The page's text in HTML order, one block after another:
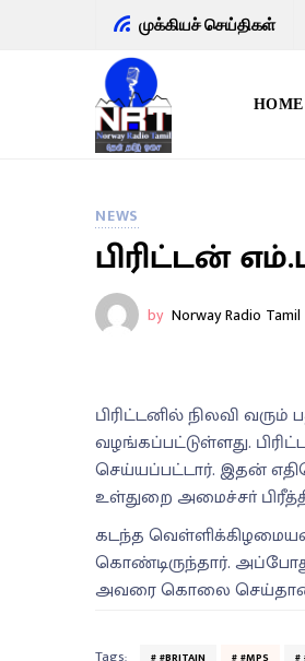
முக்கியச் செய்திகள்
HOME
NEWS
பிரிட்டன்
by Norway Radio Tamil
பிரிட்டனில் நிலவி
வழங்கப்பட்டுள்ளது.
செய்யப்பட்டார். இதன்
உள்துறை அமைச்சா்
கடந்த
கொண்டிருந்தார்.
அவரை கொலை செய்தான்.
#BRITAIN #MPS